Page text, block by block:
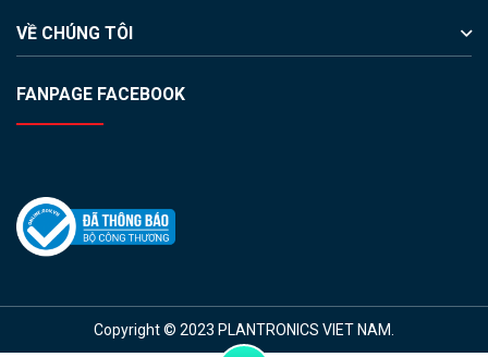
VỀ CHÚNG TÔI
FANPAGE FACEBOOK
Copyright © 2023 PLANTRONICS VIET NAM.